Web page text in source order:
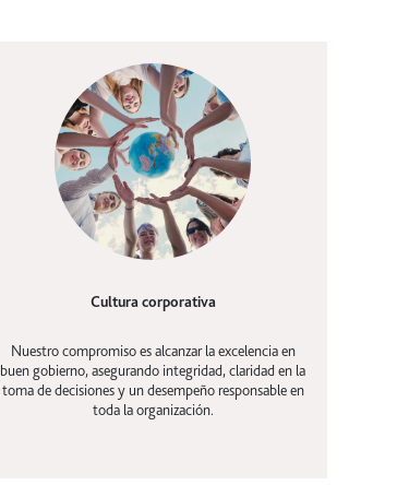
Cultura corporativo
Cultura corporativa
Nuestro compromiso es alcanzar la excelencia en
buen gobierno, asegurando integridad, claridad en la
toma de decisiones y un desempeño responsable en
toda la organización.